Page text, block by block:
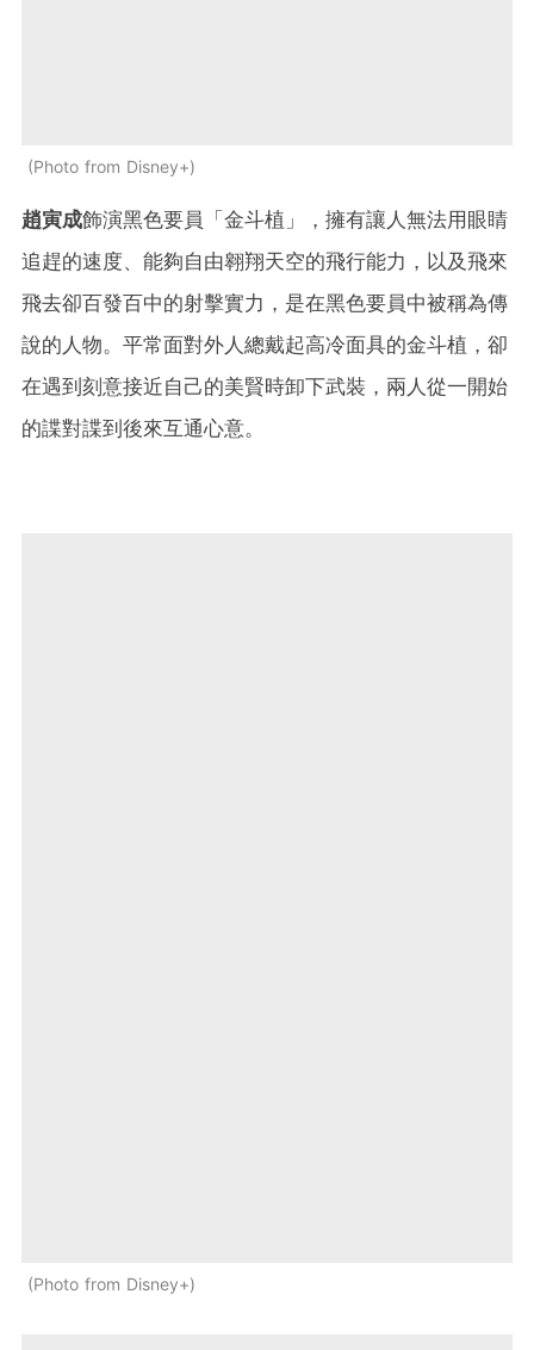
Photo from Disney+
趙寅成飾演黑色要員「金斗植」，擁有讓人無法用眼睛
追趕的速度、能夠自由翱翔天空的飛行能力，以及飛來
飛去卻百發百中的射擊實力，是在黑色要員中被稱為傳
說的人物。平常面對外人總戴起高冷面具的金斗植，卻
在遇到刻意接近自己的美賢時卸下武裝，兩人從一開始
的諜對諜到後來互通心意。
Photo from Disney+